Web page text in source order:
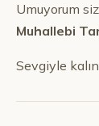
Umuyorum
Muhallebi
Sevgiyle